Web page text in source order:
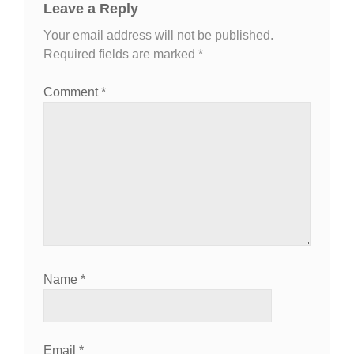
Leave a Reply
Your email address will not be published.
Required fields are marked *
Comment*
Name *
Email *